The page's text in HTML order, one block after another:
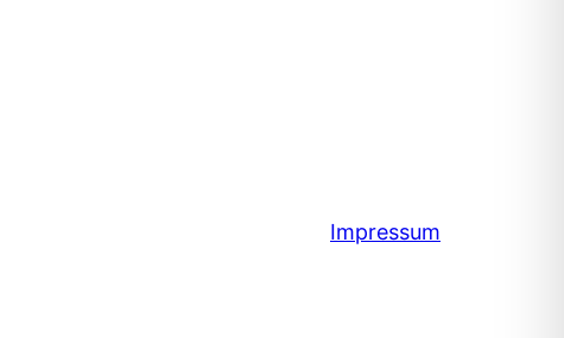
Impressum